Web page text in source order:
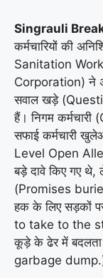
Singrauli
कर्मचारियों की
Sanitation
Corporation) ने
सवाल खड़े
हैं। निगम
सफाई कर्मचारी
Level Open
बड़े दावे किए गए थे,
(Promises
हक के लिए सड़कों
to take to the
कूड़े के ढेर में
garbage dump.)